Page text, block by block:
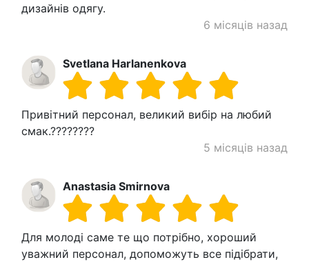
дизайнів одягу.
6 місяців назад
Svetlana Harlanenkova
Привітний персонал, великий вибір на любий
смак.????????
5 місяців назад
Anastasia Smirnova
Для молоді саме те що потрібно, хороший
уважний персонал, допоможуть все підібрати,